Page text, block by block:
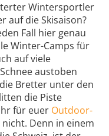
Wintersportler
auf die Skisaison?
Fall hier genau
Winter-Camps für
auf viele
austoben
Bretter unter den
die Piste
für euer Outdoor-
Denn in einem